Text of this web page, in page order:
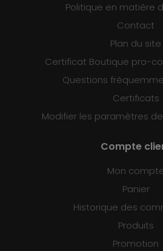
Politique en matière
Contact
Plan du site
Certificat Boutique pro-
Questions
Certificats
Modifier les paramètres
Compte
Mon
Panier
Historique des
Produits
Promotion